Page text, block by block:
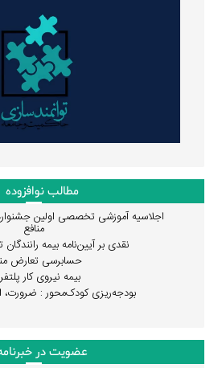
مطالب نوافزوده
اجلاسیه آموزشی تخصصی اولین
منافع
نقدی بر آیین‌نامه بیمه
حسابرسی تعارض
بیمه نیروی کار
بودجه‌ریزی کودک‌محور : ضرورت،
عضویت در